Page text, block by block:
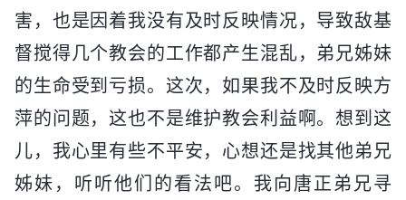
害，也是因着我没有及时反映情况，导致敌基
督搅得几个教会的工作都产生混乱，弟兄姊妹
的生命受到亏损。这次，如果我不及时反映方
萍的问题，这也不是维护教会利益啊。想到这
儿，我心里有些不平安，心想还是找其他弟兄
姊妹，听听他们的看法吧。我向唐正弟兄寻